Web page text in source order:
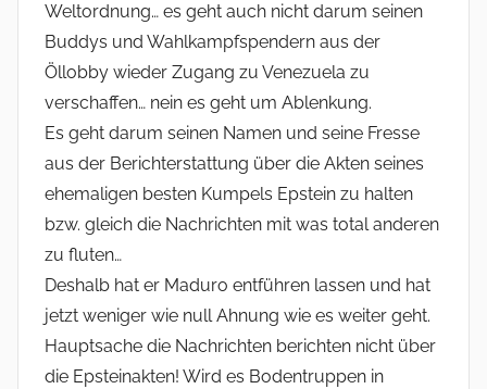
Weltordnung… es geht auch nicht darum seinen
Buddys und Wahlkampfspendern aus der
Öllobby wieder Zugang zu Venezuela zu
verschaffen… nein es geht um Ablenkung.
Es geht darum seinen Namen und seine Fresse
aus der Berichterstattung über die Akten seines
ehemaligen besten Kumpels Epstein zu halten
bzw. gleich die Nachrichten mit was total anderen
zu fluten…
Deshalb hat er Maduro entführen lassen und hat
jetzt weniger wie null Ahnung wie es weiter geht.
Hauptsache die Nachrichten berichten nicht über
die Epsteinakten! Wird es Bodentruppen in